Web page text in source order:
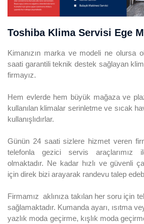
Toshiba Klima Servisi Ege
Kimanızın marka ve modeli ne olursa
saati garantili teknik destek sağlayan
firmayız.
Hem evlerde hem büyük mağaza ve
kullanılan klimalar serinletme ve sıcak
kullanışlıdırlar.
Günün 24 saati sizlere hizmet veren
telefonla gezici servis araçlarımız
olmaktadır. Ne kadar hızlı ve güvenli
için direk bizi arayarak randevu talep
Firmamız aklınıza takılan her soru için
sağlamaktadır. Kumanda ayarı, ısıtma
yazlık moda geçirme, kışlık moda